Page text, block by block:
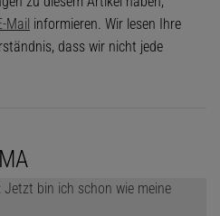
Mail informieren. Wir lesen Ihre
dass wir nicht jede